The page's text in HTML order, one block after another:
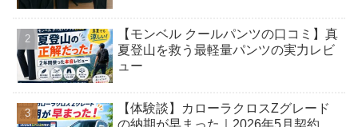
【モンベル クールパンツの口コミ】真
夏登山を救う最軽量パンツの実力レビ
ュー
【体験談】カローラクロスZグレード
の納期が早まった｜2026年5月契約